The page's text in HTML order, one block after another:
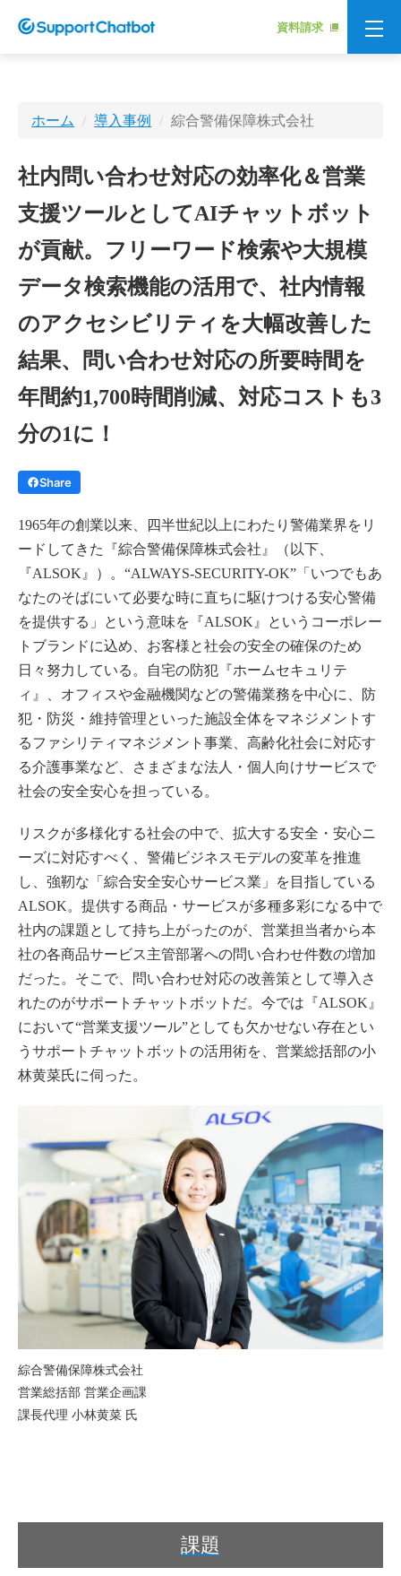
資料請求
ホーム 導入事例 綜合警備保障株式会社
社内問い合わせ対応の効率化＆営業
支援ツールとしてAIチャットボット
が貢献。フリーワード検索や大規模
データ検索機能の活用で、社内情報
のアクセシビリティを大幅改善した
結果、問い合わせ対応の所要時間を
年間約1,700時間削減、対応コストも3
分の1に！
Share
1965年の創業以来、四半世紀以上にわたり警備業界をリ
ードしてきた『綜合警備保障株式会社』（以下、
『ALSOK』）。“ALWAYS-SECURITY-OK”「いつでもあ
なたのそばにいて必要な時に直ちに駆けつける安心警備
を提供する」という意味を『ALSOK』というコーポレー
トブランドに込め、お客様と社会の安全の確保のため
日々努力している。自宅の防犯『ホームセキュリテ
ィ』、オフィスや金融機関などの警備業務を中心に、防
犯・防災・維持管理といった施設全体をマネジメントす
るファシリティマネジメント事業、高齢化社会に対応す
る介護事業など、さまざまな法人・個人向けサービスで
社会の安全安心を担っている。
リスクが多様化する社会の中で、拡大する安全・安心ニ
ーズに対応すべく、警備ビジネスモデルの変革を推進
し、強靭な「綜合安全安心サービス業」を目指している
ALSOK。提供する商品・サービスが多種多彩になる中で
社内の課題として持ち上がったのが、営業担当者から本
社の各商品サービス主管部署への問い合わせ件数の増加
だった。そこで、問い合わせ対応の改善策として導入さ
れたのがサポートチャットボットだ。今では『ALSOK』
において“営業支援ツール”としても欠かせない存在とい
うサポートチャットボットの活用術を、営業総括部の小
林黄菜氏に伺った。
綜合警備保障株式会社
営業総括部 営業企画課
課長代理 小林黄菜 氏
課題